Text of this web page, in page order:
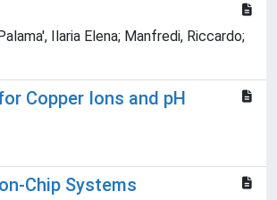
Ilaria Elena; Manfredi, Riccardo;
Copper Ions and pH
Chip Systems